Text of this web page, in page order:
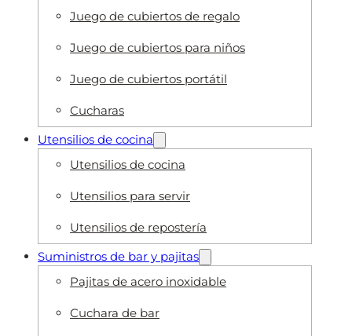
Juego de cubiertos de regalo
Juego de cubiertos para niños
Juego de cubiertos portátil
Cucharas
Utensilios de cocina
Utensilios de cocina
Utensilios para servir
Utensilios de repostería
Suministros de bar y pajitas
Pajitas de acero inoxidable
Cuchara de bar